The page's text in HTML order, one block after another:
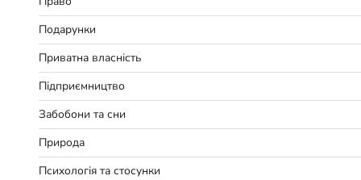
Подарунки
Приватна власність
Підприємництво
Забобони та сни
Природа
Психологія та стосунки